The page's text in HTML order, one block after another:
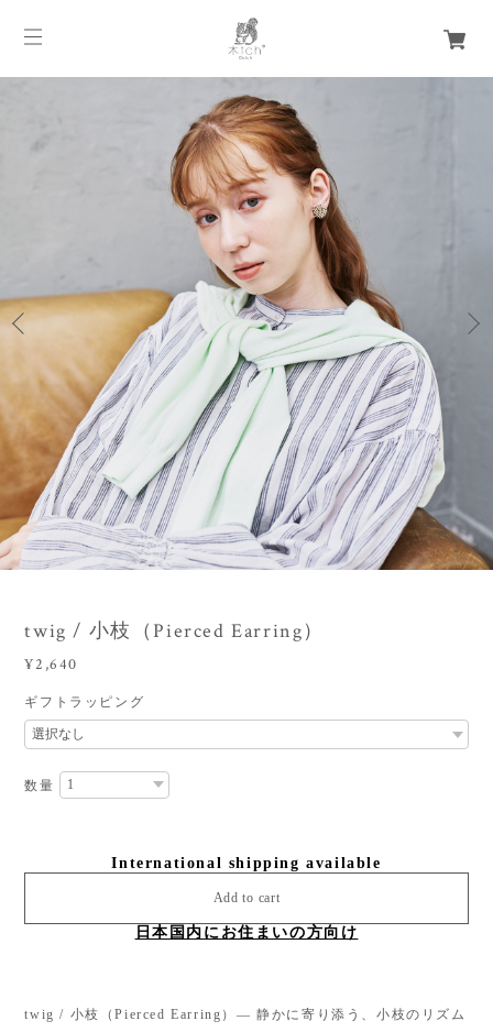
3/8
twig / 小枝（Pierced Earring）
¥2,640
ギフトラッピング
数量
International shipping available
Add to cart
日本国内にお住まいの方向け
twig / 小枝（Pierced Earring）— 静かに寄り添う、小枝のリズム